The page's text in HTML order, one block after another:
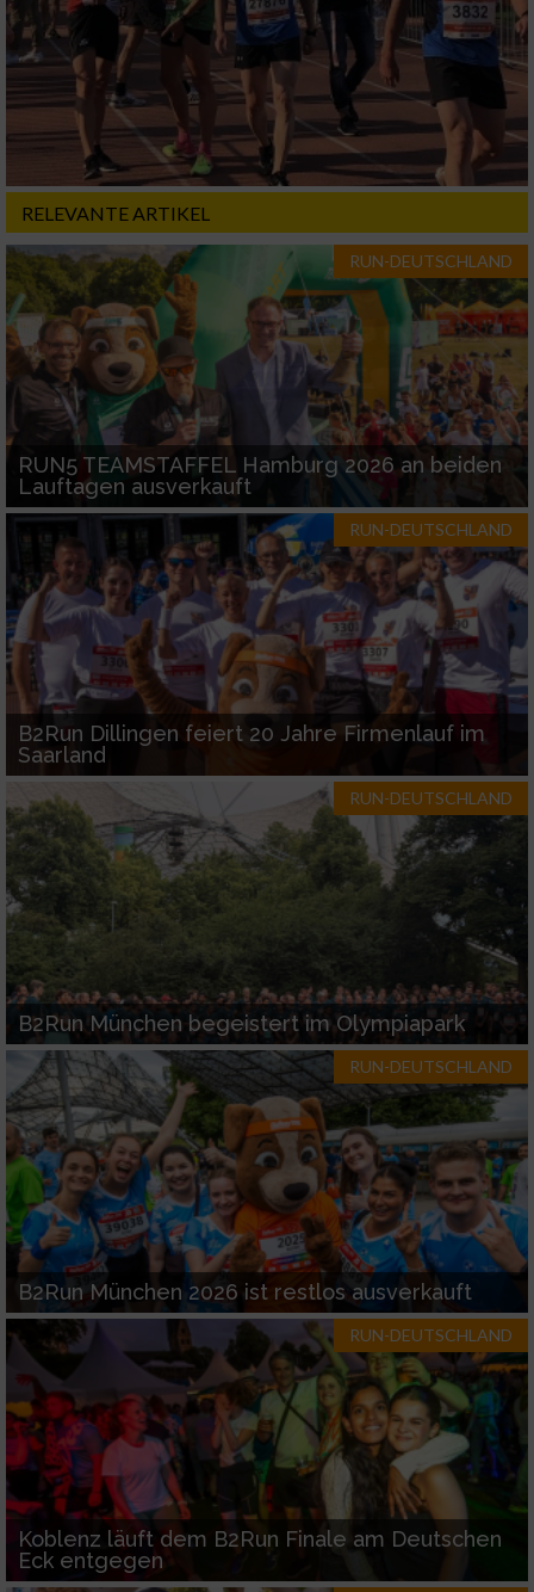
RELEVANTE ARTIKEL
RUN-DEUTSCHLAND
RUN5 TEAMSTAFFEL Hamburg 2026 an beiden
Lauftagen ausverkauft
RUN-DEUTSCHLAND
B2Run Dillingen feiert 20 Jahre Firmenlauf im
Saarland
RUN-DEUTSCHLAND
B2Run München begeistert im Olympiapark
RUN-DEUTSCHLAND
B2Run München 2026 ist restlos ausverkauft
RUN-DEUTSCHLAND
Koblenz läuft dem B2Run Finale am Deutschen
Eck entgegen
Nicht-IAB-Verarbeitungszwecke:
Notwendig
Performance
Funktional
Werbung